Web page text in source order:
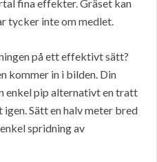
fina effekter. Gräset kan
tycker inte om medlet.
på ett effektivt sätt?
kommer in i bilden. Din
enkel pip alternativt en tratt
Sätt en halv meter bred
spridning av